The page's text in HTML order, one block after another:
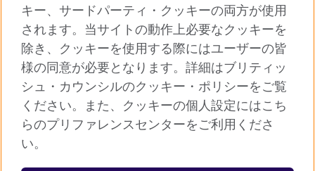
個人情報保護
クッキー（Cookie）について
よくあるご質問
サイトマップ
キー、サードパーティ・クッキーの両方が使用
されます。当サイトの動作上必要なクッキーを
除き、クッキーを使用する際にはユーザーの皆
様の同意が必要となります。詳細はブリティッ
シュ・カウンシルのクッキー・ポリシーをご覧
ください。また、クッキーの個人設定にはこち
らのプリファレンスセンターをご利用くださ
い。